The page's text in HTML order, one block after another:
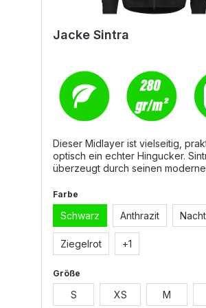
Jacke Sintra
Dieser Midlayer ist vielseitig,
optisch ein echter Hingucker.
überzeugt durch seinen
Stellen wie Schultern und Ärmel mit
Softshellmaterial verstärkt sind.
PFC-freien Imprägnierung ist er
wasserabweisend und damit der
Partner für kältere, feuchtere
elastische Material und die
Ärmel sorgen für höchsten
selbst bei viel Bewegung. Mit
Wege-Reißverschluss und den
reflektierenden Details vereint
Farbe
Schwarz Anthrazit
Ziegelrot +1
Größe
S XS M